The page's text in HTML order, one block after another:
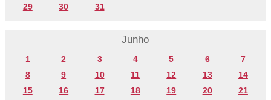
29
30 31
Junho
1 2 3 4 5 6
7
8
9 10 11 12 13
14
15
16 17 18 19 20
21